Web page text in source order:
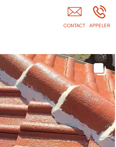
Couverture Peinture Maçonnerie Etanchéité
Façade Rénovation Réparation OSTRICOURT